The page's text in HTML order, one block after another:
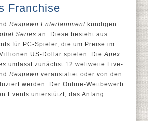
Franchise
Respawn Entertainment kündigen
Series an. Diese besteht aus
für PC-Spieler, die um Preise im
US-Dollar spielen. DieApex
umfasst zunächst 12 weltweite Live-
Respawn veranstaltet oder von den
werden. Der Online-Wettbewerb
Events unterstützt, das Anfang